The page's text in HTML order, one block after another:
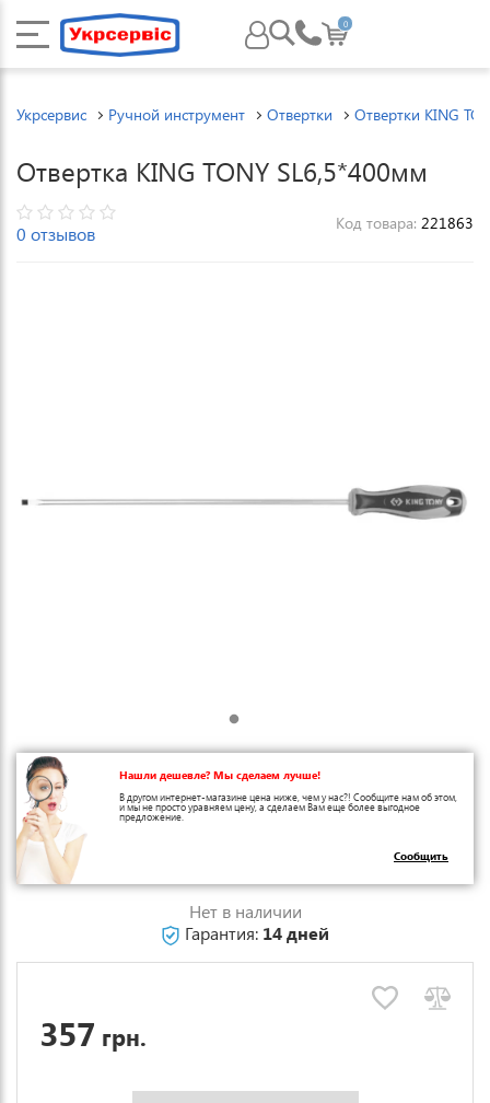
0
Укрсервис Ручной инструмент Отвертки Отвертки KING
Отвертка KING TONY SL6,5*400мм
0 отзывов Код товара: 221863
Нашли дешевле? Мы сделаем лучше!
В другом интернет-магазине цена ниже, чем у нас?! Сообщите нам об этом,
и мы не просто уравняем цену, а сделаем Вам еще более выгодное
предложение.
Сообщить
Нет в наличии
Гарантия: 14 дней
357 грн.